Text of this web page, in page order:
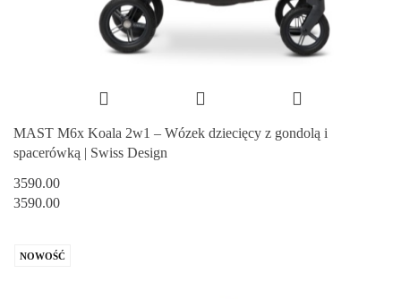
MAST M6x Koala 2w1 – Wózek dziecięcy z gondolą i
spacerówką | Swiss Design
3590.00
3590.00
NOWOŚĆ